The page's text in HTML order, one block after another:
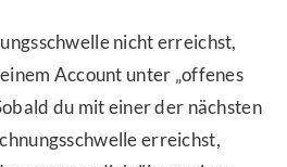
nicht erreichst,
Account unter „offenes
du mit einer der nächsten
erreichst,